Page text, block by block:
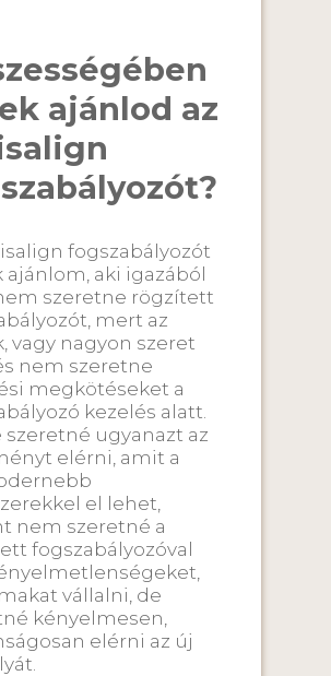
ajánlod az
fogszabályozót
ajánlom, aki igazából
szeretne rögzített
mert az
vagy nagyon szeret
nem szeretne
megkötéseket a
kezelés alatt.
szeretné ugyanazt az
elérni, amit a
el lehet,
nem szeretné a
fogszabályozóval
vállalni, de
kényelmesen,
elérni az új